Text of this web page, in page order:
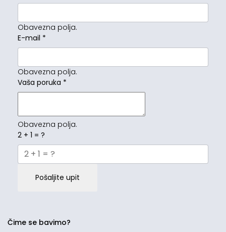
Obavezna polja.
E-mail *
Obavezna polja.
Vaša poruka *
Obavezna polja.
2 + 1 = ?
Pošaljite upit
Čime se bavimo?